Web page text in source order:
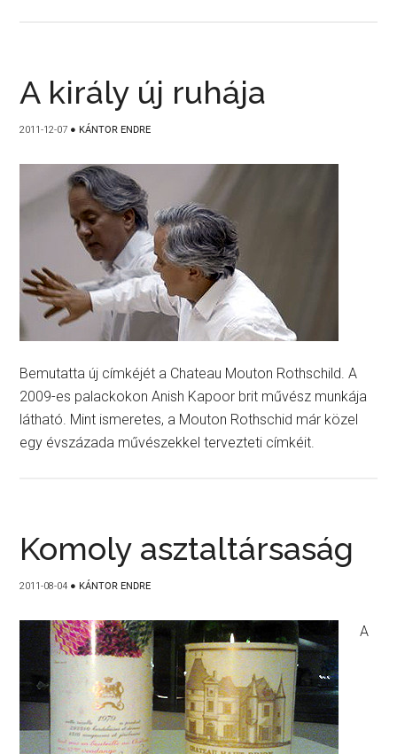
A király új ruhája
2011-12-07 ● KÁNTOR ENDRE
Bemutatta új címkéjét a Chateau Mouton Rothschild. A
2009-es palackokon Anish Kapoor brit művész munkája
látható. Mint ismeretes, a Mouton Rothschid már közel
egy évszázada művészekkel tervezteti címkéit.
Komoly asztaltársaság
2011-08-04 ● KÁNTOR ENDRE
A